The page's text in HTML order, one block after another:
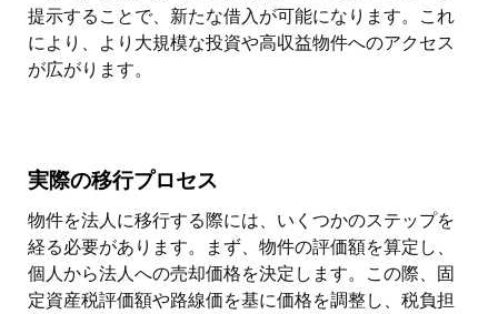
提示することで、新たな借入が可能になります。これ
により、より大規模な投資や高収益物件へのアクセス
が広がります。
実際の移行プロセス
物件を法人に移行する際には、いくつかのステップを
経る必要があります。まず、物件の評価額を算定し、
個人から法人への売却価格を決定します。この際、固
定資産税評価額や路線価を基に価格を調整し、税負担